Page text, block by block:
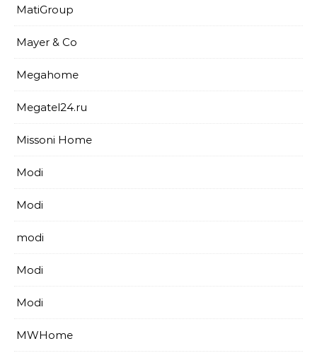
MatiGroup
Mayer & Co
Megahome
Megatel24.ru
Missoni Home
Modi
Modi
modi
Modi
Modi
MWHome